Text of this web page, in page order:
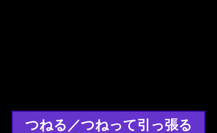
つねる／つねって引っ張る